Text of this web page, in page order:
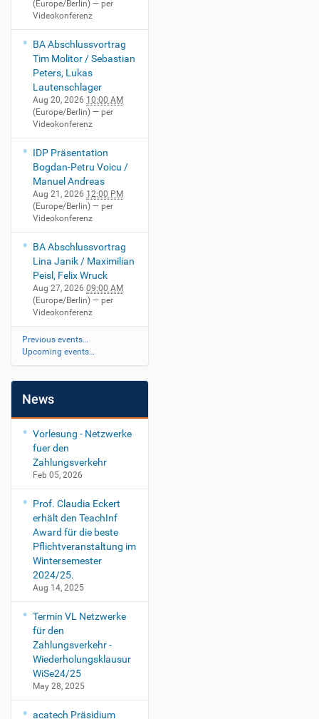
(Europe/Berlin) — per
Videokonferenz
BA Abschlussvortrag
Tim Molitor / Sebastian
Peters, Lukas
Lautenschlager
Aug 20, 2026 10:00 AM
(Europe/Berlin) — per
Videokonferenz
IDP Präsentation
Bogdan-Petru Voicu /
Manuel Andreas
Aug 21, 2026 12:00 PM
(Europe/Berlin) — per
Videokonferenz
BA Abschlussvortrag
Lina Janik / Maximilian
Peisl, Felix Wruck
Aug 27, 2026 09:00 AM
(Europe/Berlin) — per
Videokonferenz
Previous events…
Upcoming events…
News
Vorlesung - Netzwerke
fuer den
Zahlungsverkehr
Feb 05, 2026
Prof. Claudia Eckert
erhält den TeachInf
Award für die beste
Pflichtveranstaltung im
Wintersemester
2024/25.
Aug 14, 2025
Termin VL Netzwerke
für den
Zahlungsverkehr -
Wiederholungsklausur
WiSe24/25
May 28, 2025
acatech Präsidium